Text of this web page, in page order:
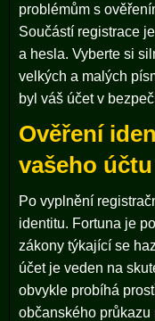
problémům s
Součástí registrace
a hesla. Vyberte si
velkých a malých
byl váš účet v
Ověření
vašeho účtu
Po vyplnění
identitu. Fortuna je
zákony týkající se
účet je veden na
obvykle probíhá
občanského